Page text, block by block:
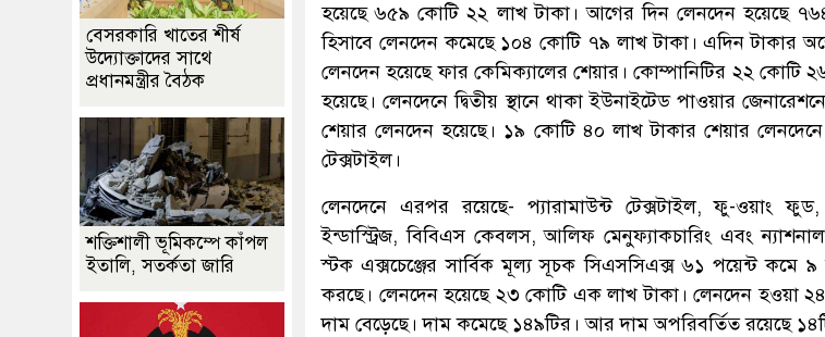
হয়েছে ৬৫৯ কোটি ২২ লাখ টাকা। আগের দিন লেনদেন হয়েছে
হিসাবে লেনদেন কমেছে ১০৪ কোটি ৭৯ লাখ টাকা। এদিন টাকার
লেনদেন হয়েছে ফার কেমিক্যালের শেয়ার। কোম্পানিটির ২২ কোটি
হয়েছে। লেনদেনে দ্বিতীয় স্থানে থাকা ইউনাইটেড পাওয়ার
শেয়ার লেনদেন হয়েছে। ১৯ কোটি ৪০ লাখ টাকার শেয়ার লেনদেনে
টেক্সটাইল।
লেনদেনে এরপর রয়েছে- প্যারামাউন্ট টেক্সটাইল, ফু-ওয়াং ফুড,
ইন্ডাস্ট্রিজ, বিবিএস কেবলস, আলিফ মেনুফ্যাকচারিং এবং ন্যাশনাল
স্টক এক্সচেঞ্জের সার্বিক মূল্য সূচক সিএসসিএক্স ৬১ পয়েন্ট কমে ৯
করছে। লেনদেন হয়েছে ২৩ কোটি এক লাখ টাকা। লেনদেন হওয়া
দাম বেড়েছে। দাম কমেছে ১৪৯টির। আর দাম অপরিবর্তিত রয়েছে
বেসরকারি খাতের শীর্ষ
উদ্যোক্তাদের সাথে
প্রধানমন্ত্রীর বৈঠক
শক্তিশালী ভূমিকম্পে কাঁপল
ইতালি, সতর্কতা জারি